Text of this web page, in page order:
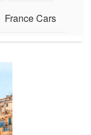
France Cars